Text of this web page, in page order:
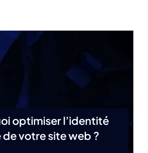
optimiser l’identité
de votre site web ?